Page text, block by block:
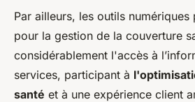
Par ailleurs, les outils
pour la gestion de la couverture
considérablement l'accès à
services, participant à
santé et à une expérience client